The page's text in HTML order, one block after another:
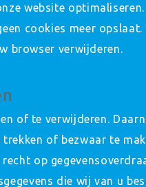
website
cookies meer
browser verwijderen.
of te verwijderen.
of bezwaar te
op
die wij van u